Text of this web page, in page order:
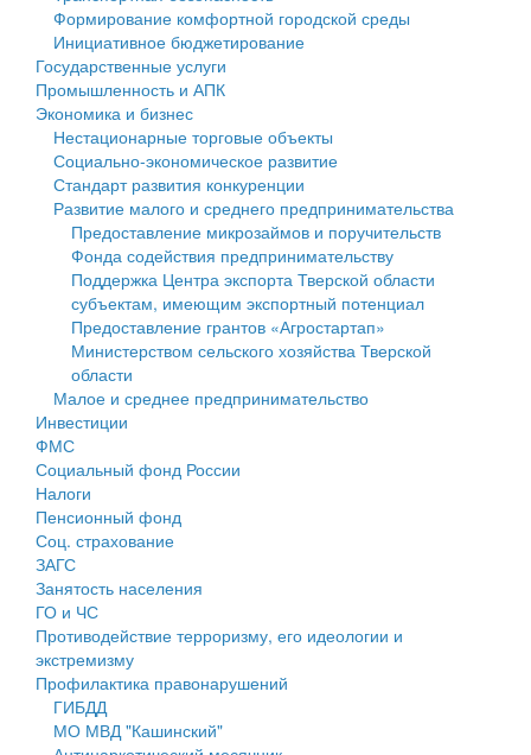
Государственные услуги
Промышленность и АПК
Экономика и бизнес
Символика
Устав
Гостям округа
Туризм
Культура
Образование
Здравоохранение
Социальная защита
Фотоальбом
муниципального округа Тверской области
Администрация Кашинского муниципального округа
Тверской области
Управление сельскими территориями
Открытые данные
Работа с обращениями граждан
Муниципальный контроль
Муниципальные услуги
Проекты административных регламентов
Антимонопольный комплаенс
Противодействие коррупции
Финансовое управление
Бюджет для граждан
Имущество
Выявление правообладателей ранее учтенных
объектов недвижимости
Имущественная поддержка субъектов малого и
среднего предпринимательства
Информационная поддержка субъектов малого и
среднего предпринимательства
Муниципальные программы
Контрольно-счетная палата
Персональные данные
Оценка регулирующего воздействия
Деятельность МУ
Нормативы градостроительного проектирования
Правила землепользования и застройки
Формирование комфортной городской среды
Инициативное бюджетирование
Государственные услуги
Промышленность и АПК
Экономика и бизнес
Нестационарные торговые объекты
Социально-экономическое развитие
Стандарт развития конкуренции
Развитие малого и среднего предпринимательства
Предоставление микрозаймов и поручительств
Фонда содействия предпринимательству
Поддержка Центра экспорта Тверской области
субъектам, имеющим экспортный потенциал
Предоставление грантов «Агростартап»
Министерством сельского хозяйства Тверской
области
Малое и среднее предпринимательство
Инвестиции
ФМС
Социальный фонд России
Налоги
Пенсионный фонд
Соц. страхование
ЗАГС
Занятость населения
ГО и ЧС
Противодействие терроризму, его идеологии и
экстремизму
Профилактика правонарушений
ГИБДД
МО МВД "Кашинский"